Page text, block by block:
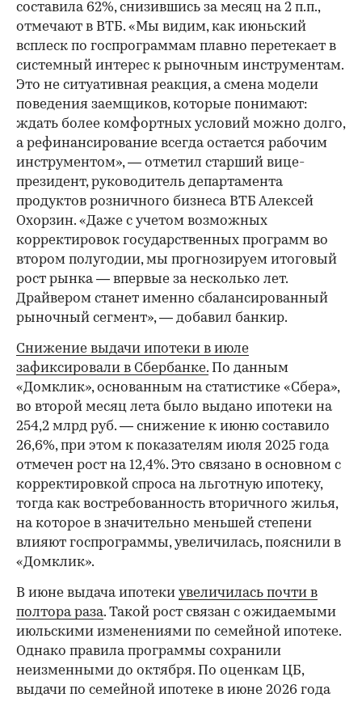
составила 62%, снизившись за месяц на 2 п.п.,
отмечают в ВТБ. «Мы видим, как июньский
всплеск по госпрограммам плавно перетекает в
системный интерес к рыночным инструментам.
Это не ситуативная реакция, а смена модели
поведения заемщиков, которые понимают:
ждать более комфортных условий можно долго,
а рефинансирование всегда остается рабочим
инструментом», — отметил старший вице-
президент, руководитель департамента
продуктов розничного бизнеса ВТБ Алексей
Охорзин. «Даже с учетом возможных
корректировок государственных программ во
втором полугодии, мы прогнозируем итоговый
рост рынка — впервые за несколько лет.
Драйвером станет именно сбалансированный
рыночный сегмент», — добавил банкир.
Снижение выдачи ипотеки в июле
зафиксировали в Сбербанке. По данным
«Домклик», основанным на статистике «Сбера»,
во второй месяц лета было выдано ипотеки на
254,2 млрд руб. — снижение к июню составило
26,6%, при этом к показателям июля 2025 года
отмечен рост на 12,4%. Это связано в основном с
корректировкой спроса на льготную ипотеку,
тогда как востребованность вторичного жилья,
на которое в значительно меньшей степени
влияют госпрограммы, увеличилась, пояснили в
«Домклик».
В июне выдача ипотеки увеличилась почти в
полтора раза. Такой рост связан с ожидаемыми
июльскими изменениями по семейной ипотеке.
Однако правила программы сохранили
неизменными до октября. По оценкам ЦБ,
выдачи по семейной ипотеке в июне 2026 года